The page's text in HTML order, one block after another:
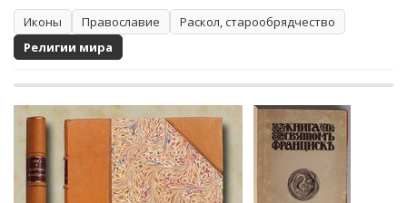
Иконы Православие
Раскол, старообрядчество
Религии мира